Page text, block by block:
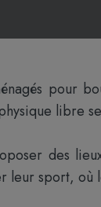
pour
libre
des
leur sport, où